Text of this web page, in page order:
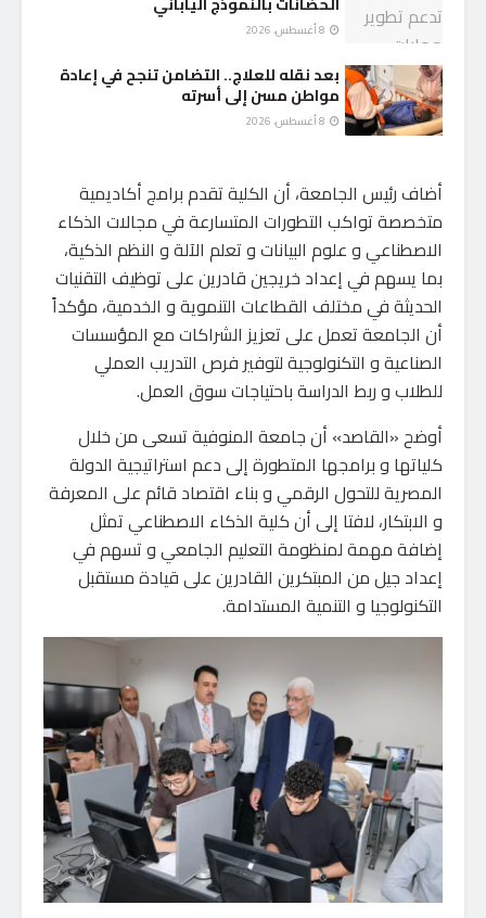
بعد نقله للعلاج.. التضامن تنجح في إعادة
مواطن مسن إلى أسرته
أضاف رئيس الجامعة، أن الكلية تقدم برامج أكاديمية
متخصصة تواكب التطورات المتسارعة في مجالات الذكاء
الاصطناعي و علوم البيانات و تعلم الآلة و النظم الذكية،
بما يسهم في إعداد خريجين قادرين على توظيف التقنيات
الحديثة في مختلف القطاعات التنموية و الخدمية، مؤكداً
أن الجامعة تعمل على تعزيز الشراكات مع المؤسسات
الصناعية و التكنولوجية لتوفير فرص التدريب العملي
للطلاب و ربط الدراسة باحتياجات سوق العمل.
أوضح «القاصد» أن جامعة المنوفية تسعى من خلال
كلياتها و برامجها المتطورة إلى دعم استراتيجية الدولة
المصرية للتحول الرقمي و بناء اقتصاد قائم على المعرفة
و الابتكار، لافتا إلى أن كلية الذكاء الاصطناعي تمثل
إضافة مهمة لمنظومة التعليم الجامعي و تسهم في
إعداد جيل من المبتكرين القادرين على قيادة مستقبل
التكنولوجيا و التنمية المستدامة.